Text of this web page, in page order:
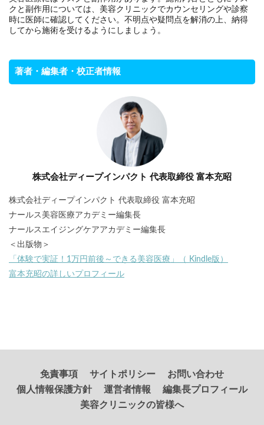
クと副作用については、美容クリニックでカウンセリングや診察
時に医師に確認してください。不明点や疑問点を解消の上、納得
してから施術を受けるようにしましょう。
著者・編集者・校正者情報
株式会社ディープインパクト 代表取締役 富本充昭
株式会社ディープインパクト 代表取締役 富本充昭
ナールス美容医療アカデミー編集長
ナールスエイジングケアアカデミー編集長
＜出版物＞
「体験で実証！1万円前後～できる美容医療」（ Kindle版）
富本充昭の詳しいプロフィール
免責事項 サイトポリシー
お問い合わせ
個人情報保護方針
運営者情報
編集長プロフィール
美容クリニックの皆様へ